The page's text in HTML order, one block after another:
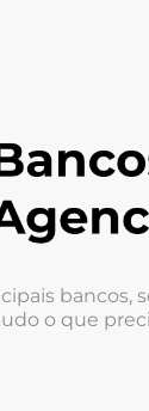
bancos,
o que